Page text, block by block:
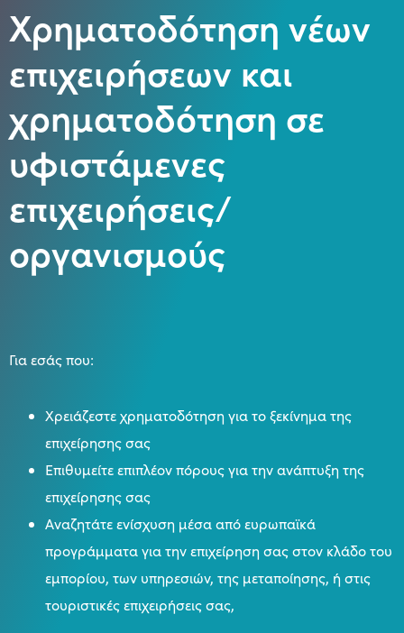
Χρηματοδότηση νέων
επιχειρήσεων και
χρηματοδότηση σε
υφιστάμενες
επιχειρήσεις/
οργανισμούς
Για εσάς που:
Xρειάζεστε χρηματοδότηση για το ξεκίνημα της
επιχείρησης σας
Επιθυμείτε επιπλέον πόρους για την ανάπτυξη της
επιχείρησης σας
Αναζητάτε ενίσχυση μέσα από ευρωπαϊκά
προγράμματα για την επιχείρηση σας στον κλάδο του
εμπορίου, των υπηρεσιών, της μεταποίησης, ή στις
τουριστικές επιχειρήσεις σας,